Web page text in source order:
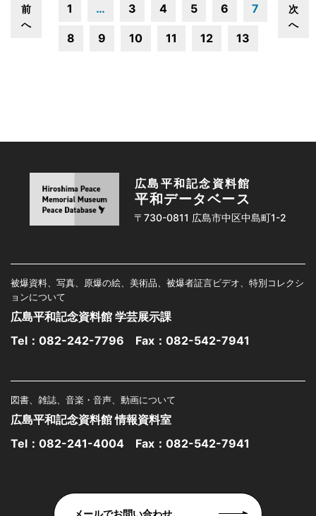
前
へ
1 … 3 4 5 6 7
8 9 10 11 12 13
次
へ
広島平和記念資料館
平和データベース
〒730-0811 広島市中区中島町1-2
被爆資料、写真、原爆の絵、美術品、被爆者証言ビデオ、特別コレクシ
ョンについて
広島平和記念資料館 学芸展示課
Tel： 082-242-7796 Fax：082-542-7941
図書、雑誌、音楽・音声、動画について
広島平和記念資料館 情報資料室
Tel： 082-241-4004 Fax：082-542-7941
メールでお問い合わせ